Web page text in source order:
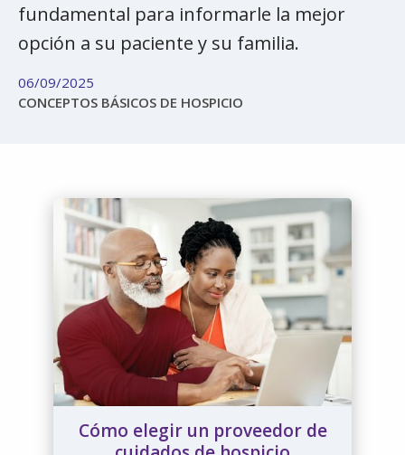
fundamental para informarle la mejor
opción a su paciente y su familia.
06/09/2025
CONCEPTOS BÁSICOS DE HOSPICIO
Cómo elegir un proveedor de